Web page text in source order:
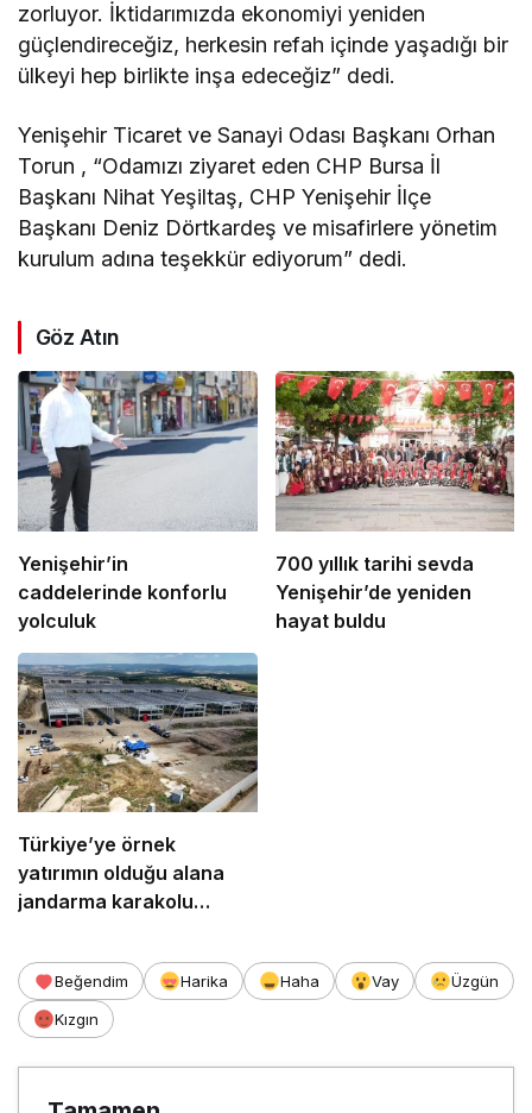
zorluyor. İktidarımızda ekonomiyi yeniden
güçlendireceğiz, herkesin refah içinde yaşadığı bir
ülkeyi hep birlikte inşa edeceğiz” dedi.
Yenişehir Ticaret ve Sanayi Odası Başkanı Orhan
Torun , “Odamızı ziyaret eden CHP Bursa İl
Başkanı Nihat Yeşiltaş, CHP Yenişehir İlçe
Başkanı Deniz Dörtkardeş ve misafirlere yönetim
kurulum adına teşekkür ediyorum” dedi.
Göz Atın
Yenişehir’in
caddelerinde konforlu
yolculuk
700 yıllık tarihi sevda
Yenişehir’de yeniden
hayat buldu
Türkiye’ye örnek
yatırımın olduğu alana
jandarma karakolu
Beğendim Harika Haha Vay
Üzgün
Kızgın